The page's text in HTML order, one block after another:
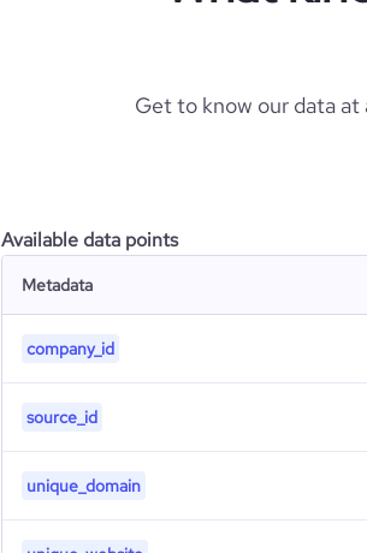
Get to know our data
Available data points
Metadata
company_id
source_id
unique_domain